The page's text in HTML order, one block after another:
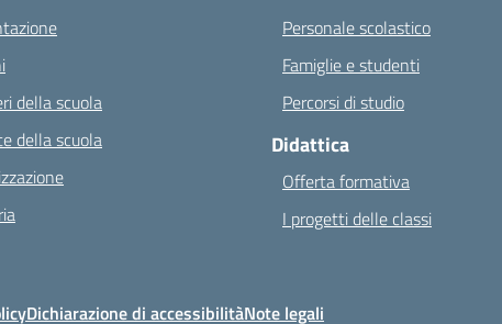
della scuola
della scuola
Personale scolastico
Famiglie e studenti
Percorsi di studio
Didattica
Offerta formativa
I progetti delle classi
Dichiarazione di accessibilitàNote legali